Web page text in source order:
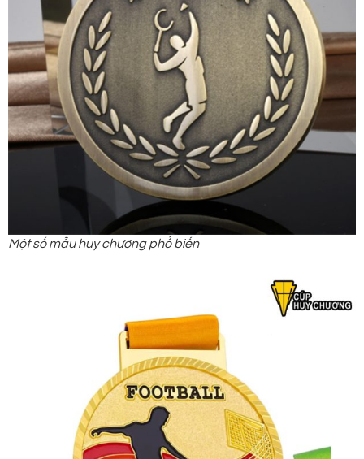
Một số mẫu huy chương phổ biến